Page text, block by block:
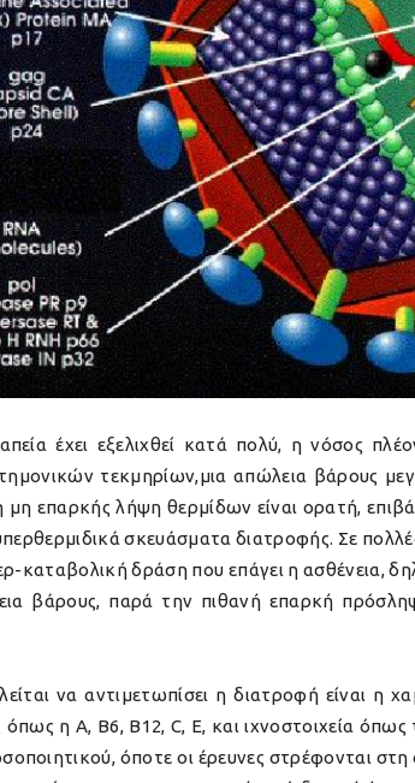
έχει εξελιχθεί κατά πολύ, η νόσος
τεκμηρίων,μια απώλεια βάρους
επαρκής λήψη θερμίδων είναι ορατή,
σκευάσματα διατροφής. Σε
καταβολική δράση που επάγει η ασθένεια,
βάρους, παρά την πιθανή επαρκή
να αντιμετωπίσει η διατροφή είναι
όπως η Α, Β6, Β12, C, Ε, και ιχνοστοιχεία
όποτε οι έρευνες στρέφονται